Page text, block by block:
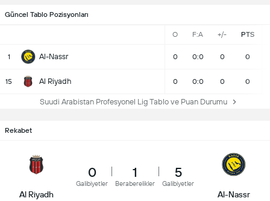
Güncel Tablo Pozisyonları
O F:A +/- PTS
1 Al-Nassr 0 0:0 0 0
15 Al Riyadh 0 0:0 0 0
Suudi Arabistan Profesyonel Lig Tablo ve Puan Durumu
Rekabet
Al Riyadh
0
Galibiyetler
1
Beraberelikler
5
Galibiyetler
Al-Nassr